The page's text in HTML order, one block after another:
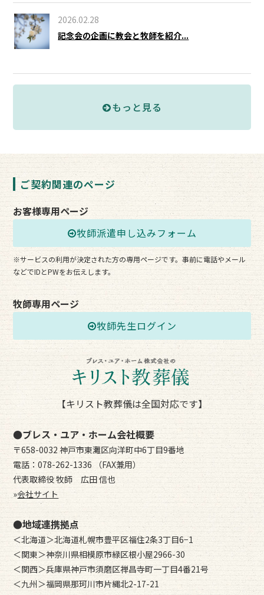
2026.02.28
記念会の企画に教会と牧師を紹介...
もっと見る
ご契約関連のページ
お客様専用ページ
牧師派遣申し込みフォーム
※サービスの利用が決定された方の専用ページです。事前に電話やメール
などでIDとPWをお伝えします。
牧師専用ページ
牧師先生ログイン
【キリスト教葬儀は全国対応です】
●ブレス・ユア・ホーム会社概要
〒658-0032 神戸市東灘区向洋町中6丁目9番地
電話：078-262-1336 （FAX兼用）
代表取締役 牧師 広田 信也
»会社サイト
●地域連携拠点
＜北海道＞北海道札幌市豊平区福住2条3丁目6−1
＜関東＞神奈川県相模原市緑区根小屋2966-30
＜関西＞兵庫県神戸市須磨区禅昌寺町一丁目4番21号
＜九州＞福岡県那珂川市片縄北2-17-21